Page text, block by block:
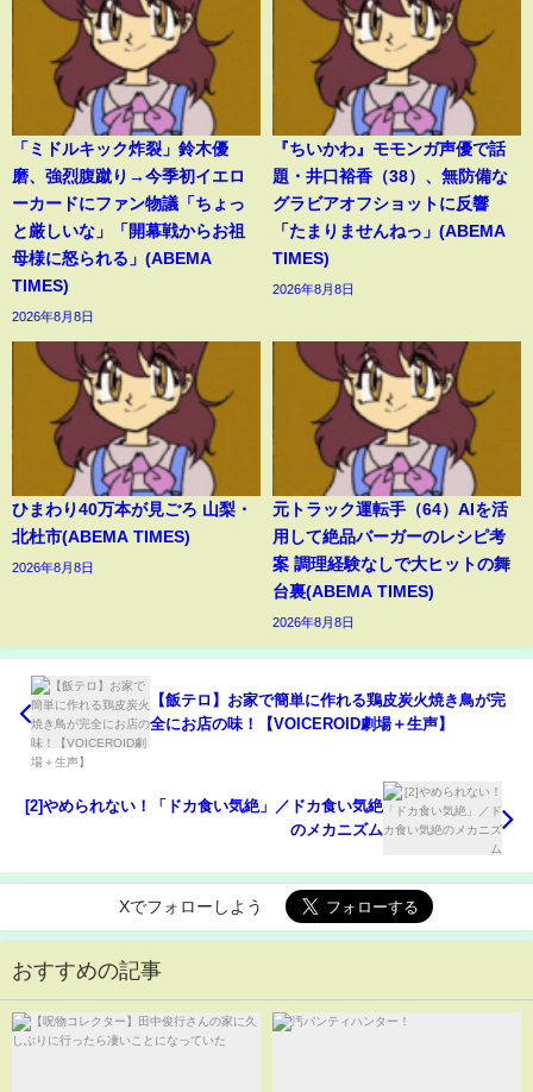
「ミドルキック炸裂」鈴木優
磨、強烈腹蹴り→今季初イエロ
ーカードにファン物議「ちょっ
と厳しいな」「開幕戦からお祖
母様に怒られる」(ABEMA
TIMES)
2026年8月8日
『ちいかわ』モモンガ声優で話
題・井口裕香（38）、無防備な
グラビアオフショットに反響
「たまりませんねっ」(ABEMA
TIMES)
2026年8月8日
ひまわり40万本が見ごろ 山梨・
北杜市(ABEMA TIMES)
2026年8月8日
元トラック運転手（64）AIを活
用して絶品バーガーのレシピ考
案 調理経験なしで大ヒットの舞
台裏(ABEMA TIMES)
2026年8月8日
【飯テロ】お家で簡単に作れる鶏皮炭火焼き鳥が完
全にお店の味！【VOICEROID劇場＋生声】
[2]やめられない！「ドカ食い気絶」／ドカ食い気絶
のメカニズム
Xでフォローしよう
おすすめの記事